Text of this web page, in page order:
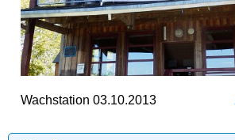
Wachstation 03.10.2013